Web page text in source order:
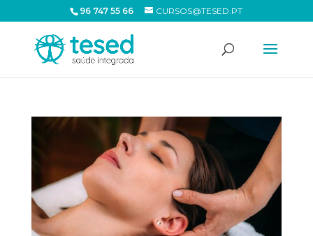
96 747 55 66 CURSOS@TESED.PT